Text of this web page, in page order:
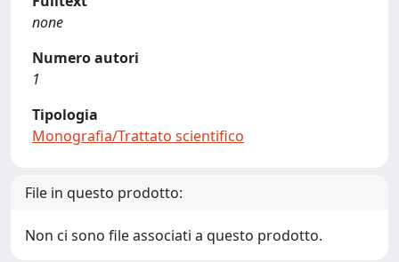
none
Numero autori
1
Tipologia
Monografia/Trattato scientifico
File in questo prodotto:
Non ci sono file associati a questo prodotto.